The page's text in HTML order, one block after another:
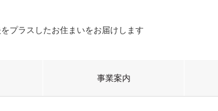
プラスしたお住まいをお届けします
事業案内